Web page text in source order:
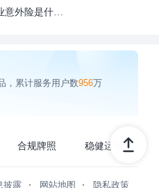
什么叫深圳意外伤害保险 商业意外险是什么保险
，累计服务用户数956万
合规牌照 稳健运营
披露 网站地图 隐私政策